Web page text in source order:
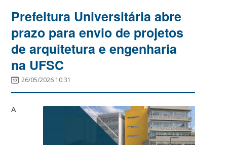
Prefeitura Universitária abre
prazo para envio de projetos
de arquitetura e engenharia
na UFSC
26/05/2026 10:31
A